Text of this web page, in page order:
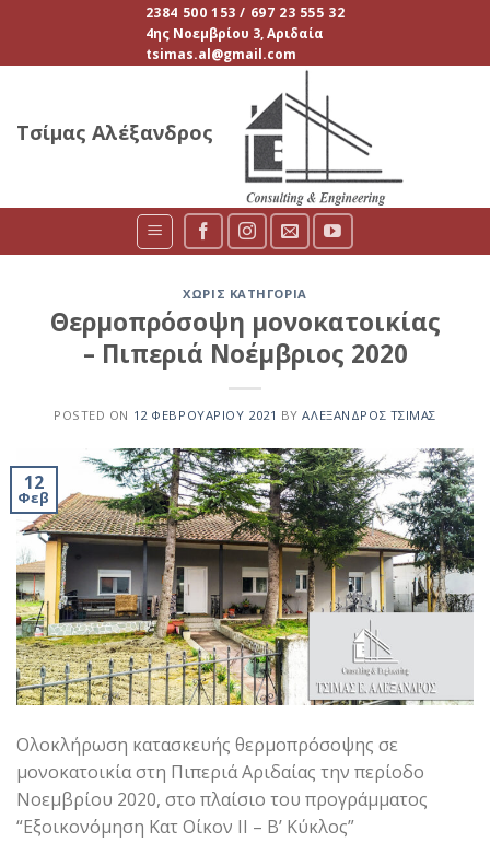
content
2384 500 153 / 697 23 555 32
4ης Νοεμβρίου 3, Αριδαία
tsimas.al@gmail.com
Τσίμας Αλέξανδρος
ΧΩΡΊΣ ΚΑΤΗΓΟΡΊΑ
Θερμοπρόσοψη μονοκατοικίας
– Πιπεριά Νοέμβριος 2020
POSTED ON 12 ΦΕΒΡΟΥΑΡΊΟΥ 2021 BYΑΛΈΞΑΝΔΡΟΣ ΤΣΊΜΑΣ
12
Φεβ
Ολοκλήρωση κατασκευής θερμοπρόσοψης σε
μονοκατοικία στη Πιπεριά Αριδαίας την περίοδο
Νοεμβρίου 2020, στο πλαίσιο του προγράμματος
“Εξοικονόμηση Κατ Οίκον ΙΙ – Β’ Κύκλος”